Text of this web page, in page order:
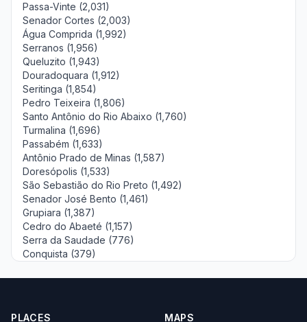
Passa-Vinte (2,031)
Senador Cortes (2,003)
Água Comprida (1,992)
Serranos (1,956)
Queluzito (1,943)
Douradoquara (1,912)
Seritinga (1,854)
Pedro Teixeira (1,806)
Santo Antônio do Rio Abaixo (1,760)
Turmalina (1,696)
Passabém (1,633)
Antônio Prado de Minas (1,587)
Doresópolis (1,533)
São Sebastião do Rio Preto (1,492)
Senador José Bento (1,461)
Grupiara (1,387)
Cedro do Abaeté (1,157)
Serra da Saudade (776)
Conquista (379)
PLACES MAPS